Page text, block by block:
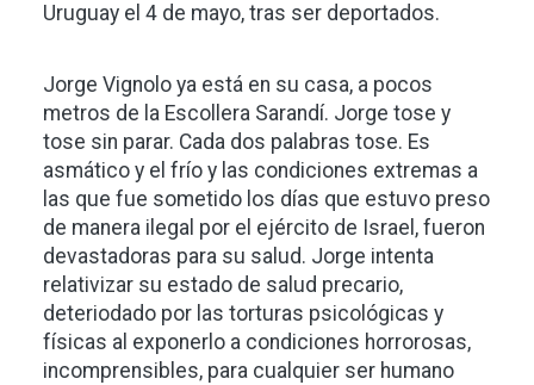
Uruguay el 4 de mayo, tras ser deportados.
Jorge Vignolo ya está en su casa, a pocos
metros de la Escollera Sarandí. Jorge tose y
tose sin parar. Cada dos palabras tose. Es
asmático y el frío y las condiciones extremas a
las que fue sometido los días que estuvo preso
de manera ilegal por el ejército de Israel, fueron
devastadoras para su salud. Jorge intenta
relativizar su estado de salud precario,
deteriodado por las torturas psicológicas y
físicas al exponerlo a condiciones horrorosas,
incomprensibles, para cualquier ser humano